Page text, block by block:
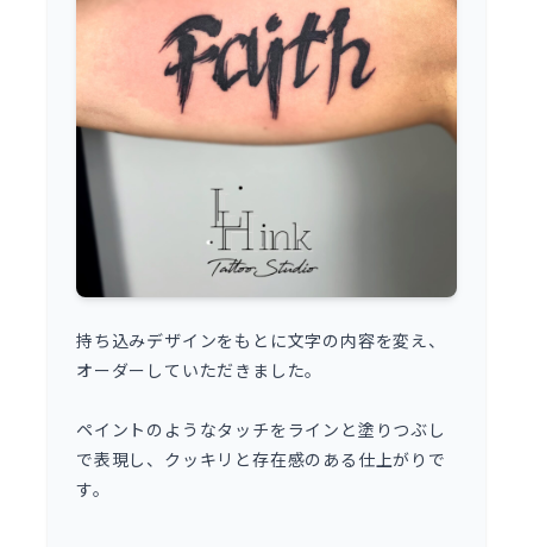
持ち込みデザインをもとに文字の内容を変え、
オーダーしていただきました。
ペイントのようなタッチをラインと塗りつぶし
で表現し、クッキリと存在感のある仕上がりで
す。